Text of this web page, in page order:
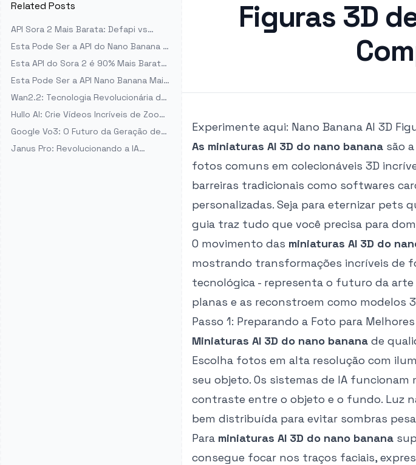
Related Posts
API Sora 2 Mais Barata: Defapi vs
OpenAI vs fal.ai
Esta Pode Ser a API do Nano Banana 2
Mais Barata de Sempre
Esta API do Sora 2 é 90% Mais Barata
que a Oficial da OpenAI - Melhor
Vídeos
Esta Pode Ser a API Nano Banana Mais
Barata - 60% Menos Que o Preço
Wan2.2: Tecnologia Revolucionária de
Geração de Vídeo por IA Transforma a
Hullo AI: Crie Vídeos Incríveis de Zoom
da Terra
Google Vo3: O Futuro da Geração de
Vídeos com IA
Janus Pro: Revolucionando a IA
Figuras 3D
Experimente aqui: Nano Banana AI 3D
As miniaturas AI 3D do nano banana são
fotos comuns em colecionáveis 3D
barreiras tradicionais como softwares
personalizadas. Seja para eternizar pets
guia traz tudo que você precisa para
O movimento das miniaturas AI 3D do
mostrando transformações incríveis de
tecnológica - representa o futuro da arte
planas e as reconstroem como modelos
Passo 1: Preparando a Foto para
Miniaturas AI 3D do nano banana de
Escolha fotos em alta resolução com
seu objeto. Os sistemas de IA
contraste entre o objeto e o fundo. Luz
bem distribuída para evitar sombras
Para miniaturas AI 3D do nano banana
consegue focar nos traços faciais,